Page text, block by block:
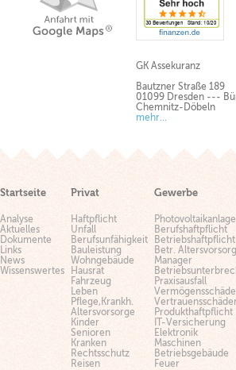
GK Assekuranz
Bautzner Straße 189
01099 Dresden ---
Chemnitz-Döbeln
mehr...
Startseite
Analyse
Aktuelles
Dokumente
Links
News
Wissenswertes
Privat
Haftpflicht
Unfall
Berufsunfähigkeit
Bauleistung
Wohngebäude
Hausrat
Fahrzeug
Leben
Pflege,Krankh.
Altersvorsorge
Kinder
Senioren
Kranken
Rechtsschutz
Reisen
Gewerbe
Photovoltaikanlage
Berufshaftpflicht
Betriebshaftpflicht
Betr.
Manager
Praxisausfall
Produkthaftpflicht
IT-Versicherung
Elektronik
Maschinen
Betriebsgebäude
Feuer